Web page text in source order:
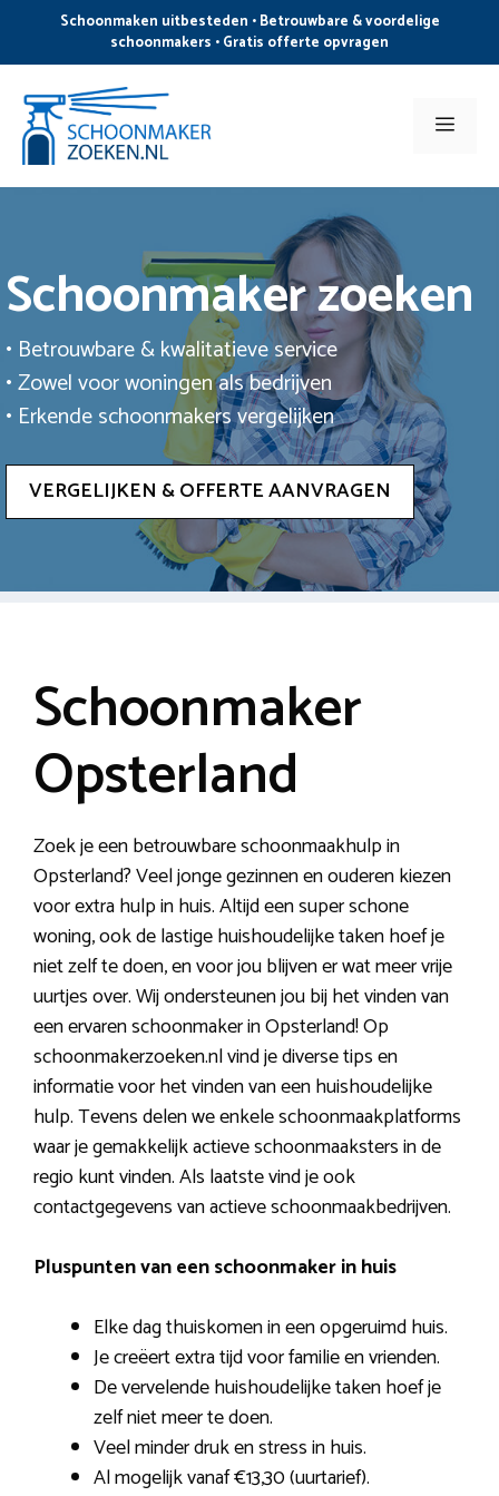
de
inhoud
Schoonmaken uitbesteden • Betrouwbare & voordelige
schoonmakers • Gratis offerte opvragen
Menu
Schoonmaker zoeken
• Betrouwbare & kwalitatieve service
• Zowel voor woningen als bedrijven
• Erkende schoonmakers vergelijken
VERGELIJKEN & OFFERTE AANVRAGEN
Schoonmaker
Opsterland
Zoek je een betrouwbare schoonmaakhulp in
Opsterland? Veel jonge gezinnen en ouderen kiezen
voor extra hulp in huis. Altijd een super schone
woning, ook de lastige huishoudelijke taken hoef je
niet zelf te doen, en voor jou blijven er wat meer vrije
uurtjes over. Wij ondersteunen jou bij het vinden van
een ervaren schoonmaker in Opsterland! Op
schoonmakerzoeken.nl vind je diverse tips en
informatie voor het vinden van een huishoudelijke
hulp. Tevens delen we enkele schoonmaakplatforms
waar je gemakkelijk actieve schoonmaaksters in de
regio kunt vinden. Als laatste vind je ook
contactgegevens van actieve schoonmaakbedrijven.
Pluspunten van een schoonmaker in huis
Elke dag thuiskomen in een opgeruimd huis.
Je creëert extra tijd voor familie en vrienden.
De vervelende huishoudelijke taken hoef je
zelf niet meer te doen.
Veel minder druk en stress in huis.
Al mogelijk vanaf €13,30 (uurtarief).